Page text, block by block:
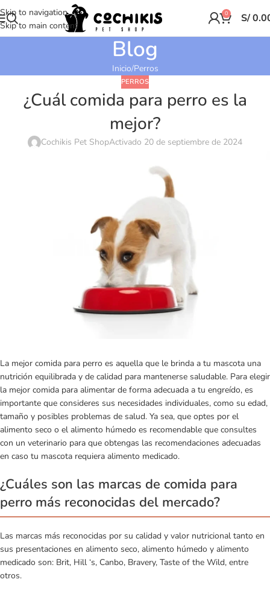
Skip to navigation
Skip to main content
0 S/
Blog
Inicio Perros
PERROS
¿Cuál comida para perro es la
mejor?
Cochikis Pet ShopActivado 20 de septiembre de 2024
La mejor comida para perro es aquella que le brinda a tu mascota una
nutrición equilibrada y de calidad para mantenerse saludable. Para elegir
la mejor comida para alimentar de forma adecuada a tu engreído, es
importante que consideres sus necesidades individuales, como su edad,
tamaño y posibles problemas de salud. Ya sea, que optes por el
alimento seco o el alimento húmedo es recomendable que consultes
con un veterinario para que obtengas las recomendaciones adecuadas
en caso tu mascota requiera alimento medicado.
¿Cuáles son las marcas de comida para
perro más reconocidas del mercado?
Las marcas más reconocidas por su calidad y valor nutricional tanto en
sus presentaciones en alimento seco, alimento húmedo y alimento
medicado son: Brit, Hill ‘s, Canbo, Bravery, Taste of the Wild, entre
otros.